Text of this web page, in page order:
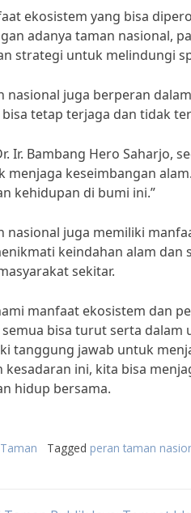
ekosistem yang bisa
adanya taman nasional,
strategi untuk melindungi
nasional juga berperan
tetap terjaga dan tidak
Ir. Bambang Hero Saharjo,
menjaga keseimbangan
kehidupan di bumi ini.”
nasional juga memiliki
keindahan alam dan
sekitar.
manfaat ekosistem dan
bisa turut serta dalam
tanggung jawab untuk
kesadaran ini, kita bisa
hidup bersama.
Tagged peran taman